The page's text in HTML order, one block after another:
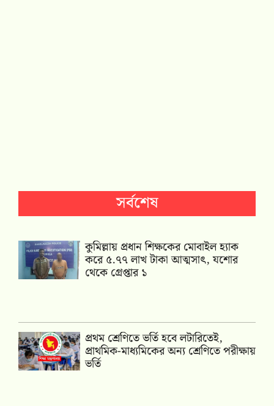
সর্বশেষ
কুমিল্লায় প্রধান শিক্ষকের মোবাইল হ্যাক
করে ৫.৭৭ লাখ টাকা আত্মসাৎ, যশোর
থেকে গ্রেপ্তার ১
প্রথম শ্রেণিতে ভর্তি হবে লটারিতেই,
প্রাথমিক-মাধ্যমিকের অন্য শ্রেণিতে পরীক্ষায়
ভর্তি